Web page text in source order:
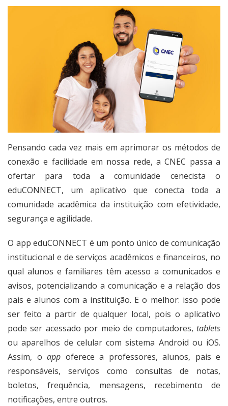
Pensando cada vez mais em aprimorar os métodos de
conexão e facilidade em nossa rede, a CNEC passa a
ofertar para toda a comunidade cenecista o
eduCONNECT, um aplicativo que conecta toda a
comunidade acadêmica da instituição com efetividade,
segurança e agilidade.
O app eduCONNECT é um ponto único de comunicação
institucional e de serviços acadêmicos e financeiros, no
qual alunos e familiares têm acesso a comunicados e
avisos, potencializando a comunicação e a relação dos
pais e alunos com a instituição. E o melhor: isso pode
ser feito a partir de qualquer local, pois o aplicativo
pode ser acessado por meio de computadores, tablets
ou aparelhos de celular com sistema Android ou iOS.
Assim, o app oferece a professores, alunos, pais e
responsáveis, serviços como consultas de notas,
boletos, frequência, mensagens, recebimento de
notificações, entre outros.